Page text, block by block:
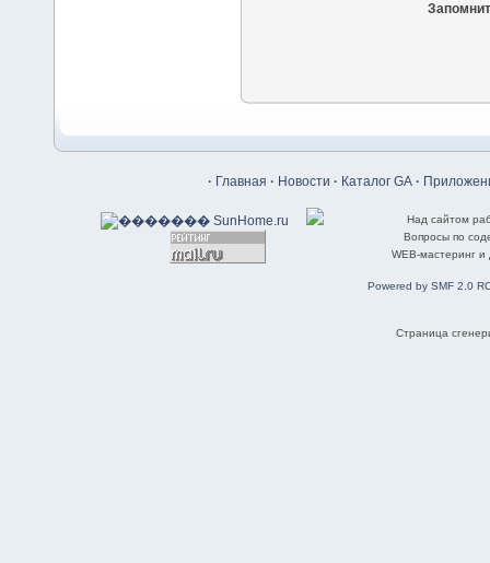
· Главная · Новости · Каталог GA ·
Над сайтом
Вопросы по
WEB-мастеринг
Powered by SMF 2.0
Страница